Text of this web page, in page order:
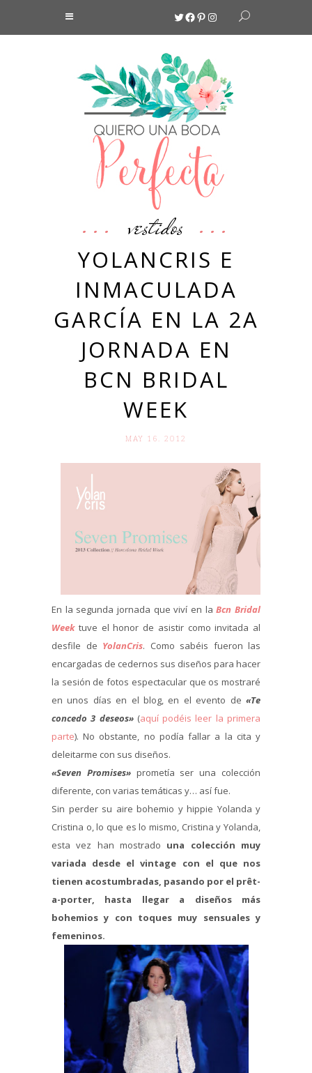
Twitter
Facebook
Pinterest
Instagram
vestidos
YOLANCRIS E
INMACULADA
GARCÍA EN LA 2A
JORNADA EN
BCN BRIDAL
WEEK
MAY 16. 2012
En la segunda jornada que viví en laBcn Bridal
Week tuve el honor de asistir como invitada al
desfile de YolanCris. Como sabéis fueron las
encargadas de cedernos sus diseños para hacer
la sesión de fotos espectacular que os mostraré
en unos días en el blog, en el evento de «Te
concedo 3 deseos»(aquí podéis leer la primera
parte). No obstante, no podía fallar a la cita y
deleitarme con sus diseños.
«Seven Promises» prometía ser una colección
diferente, con varias temáticas y… así fue.
Sin perder su aire bohemio y hippie Yolanda y
Cristina o, lo que es lo mismo, Cristina y Yolanda,
esta vez han mostrado una colección muy
variada desde el vintage con el que nos
tienen acostumbradas, pasando por el prêt-
a-porter, hasta llegar a diseños más
bohemios y con toques muy sensuales y
femeninos.